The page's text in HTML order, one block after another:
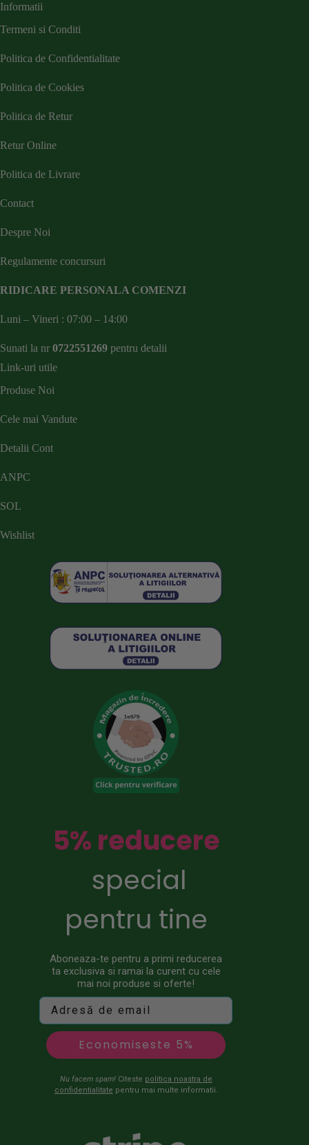
Informatii
Termeni si Conditi
Politica de Confidentialitate
Politica de Cookies
Politica de Retur
Retur Online
Politica de Livrare
Contact
Despre Noi
Regulamente concursuri
RIDICARE PERSONALA COMENZI
Luni – Vineri : 07:00 – 14:00
Sunati la nr 0722551269 pentru detalii
Link-uri utile
Produse Noi
Cele mai Vandute
Detalii Cont
ANPC
SOL
Wishlist
5% reducere
special
pentru tine
Aboneaza-te pentru a primi reducerea
ta exclusiva si ramai la curent cu cele
mai noi produse si oferte!
Economiseste 5%
Nu facem spam!Citeste politica noastra de
confidentialitate pentru mai multe informatii.